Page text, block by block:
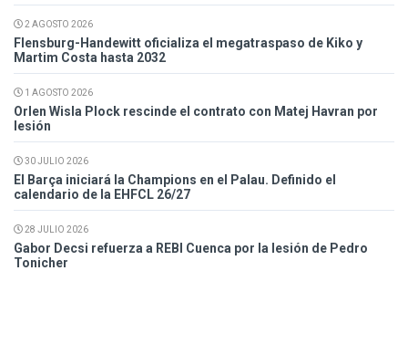
2 AGOSTO 2026
Flensburg-Handewitt oficializa el megatraspaso de Kiko y
Martim Costa hasta 2032
1 AGOSTO 2026
Orlen Wisla Plock rescinde el contrato con Matej Havran por
lesión
30 JULIO 2026
El Barça iniciará la Champions en el Palau. Definido el
calendario de la EHFCL 26/27
28 JULIO 2026
Gabor Decsi refuerza a REBI Cuenca por la lesión de Pedro
Tonicher